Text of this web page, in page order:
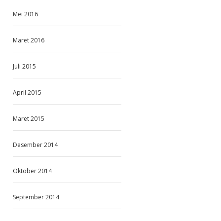
Mei 2016
Maret 2016
Juli 2015
April 2015
Maret 2015
Desember 2014
Oktober 2014
September 2014